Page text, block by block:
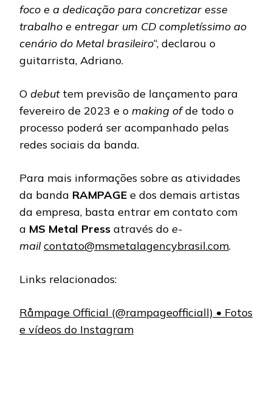
foco e a dedicação para concretizar esse
trabalho e entregar um CD completíssimo ao
cenário do Metal brasileiro“, declarou o
guitarrista, Adriano.
O debuttem previsão de lançamento para
fevereiro de 2023 e o making ofde todo o
processo poderá ser acompanhado pelas
redes sociais da banda.
Para mais informações sobre as atividades
da banda RAMPAGE e dos demais artistas
da empresa, basta entrar em contato com
a MS Metal Press através do e-
mail contato@msmetalagencybrasil.com.
Links relacionados:
Råmpage Official (@rampageofficiall) • Fotos
e vídeos do Instagram